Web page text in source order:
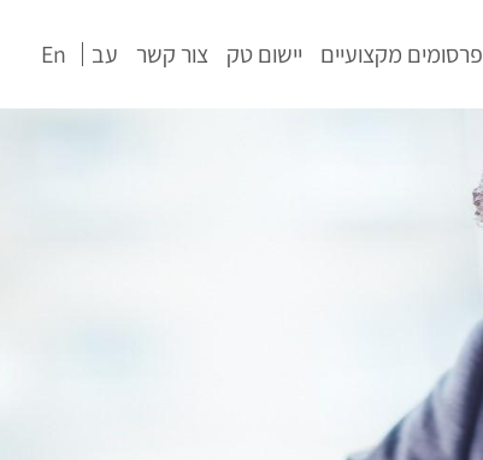
פרסומים מקצועיים יישום טק צור קשר עב En